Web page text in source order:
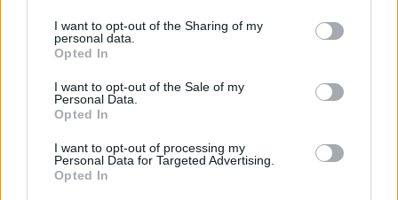
I want to opt-out of the Sharing of my
personal data.
Opted In
I want to opt-out of the Sale of my
Personal Data.
Opted In
I want to opt-out of processing my
Personal Data for Targeted Advertising.
Opted In
VIIHDEUUTISET
Suolikaasun tuoksu levisi Spider-
Man -näytöksessä – yleisö poistui